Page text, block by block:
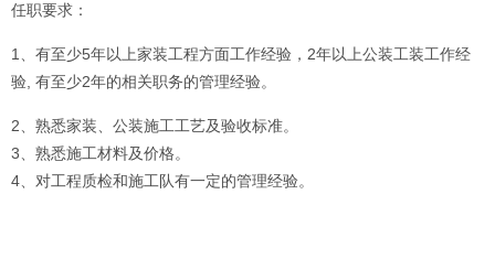
任职要求：
1、有至少5年以上家装工程方面工作经验，2年以上公装工装工作经
验, 有至少2年的相关职务的管理经验。
2、熟悉家装、公装施工工艺及验收标准。
3、熟悉施工材料及价格。
4、对工程质检和施工队有一定的管理经验。